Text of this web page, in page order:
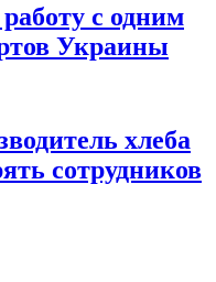
с одним
Украины
хлеба
сотрудников